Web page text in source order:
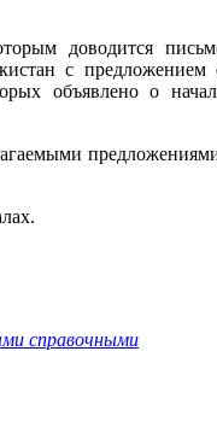
доводится
с предложением
объявлено о
справочными